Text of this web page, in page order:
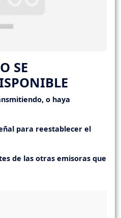
SE
o haya
para reestablecer el
de las otras emisoras que